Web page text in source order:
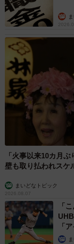
「火事以来10カ月
壁も取り払われスケ
まいどなトピック
2026.08.07
「
「
か」